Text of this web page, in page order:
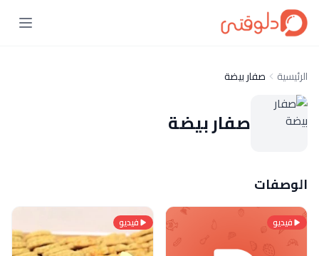
الرئيسية صفار بيضة
صفار بيضة
الوصفات
فيديو فيديو